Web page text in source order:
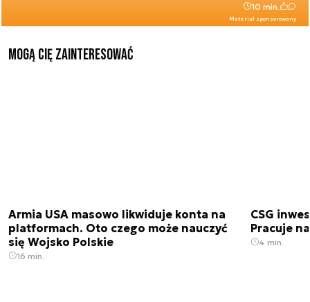
Materiał sponsorowany
10 min.
Mogą Cię zainteresować
Armia USA masowo likwiduje konta na
platformach. Oto czego może nauczyć
się Wojsko Polskie
16 min.
CSG
Pracuje
4 min.